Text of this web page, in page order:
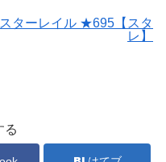
ターレイル ★695【スタ
レ】
る